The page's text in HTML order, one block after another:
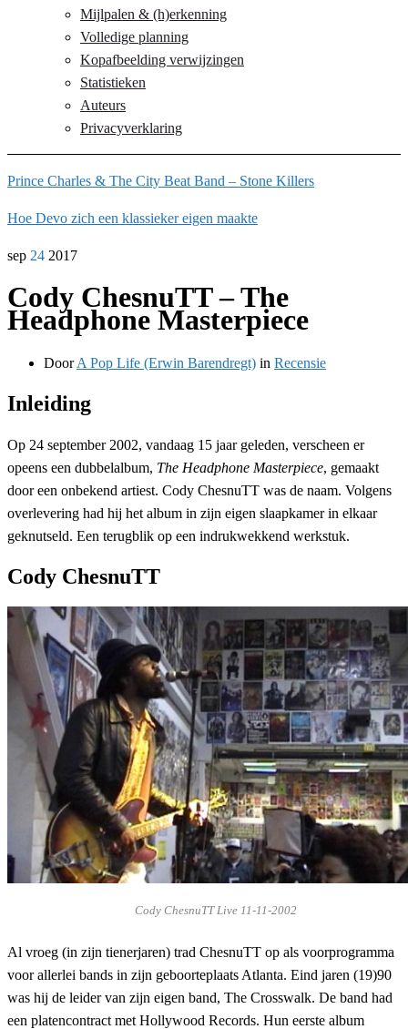
Mijlpalen & (h)erkenning
Volledige planning
Kopafbeelding verwijzingen
Statistieken
Auteurs
Privacyverklaring
Prince Charles & The City Beat Band – Stone Killers
Hoe Devo zich een klassieker eigen maakte
sep 24 2017
Cody ChesnuTT – The
Headphone Masterpiece
DoorA Pop Life (Erwin Barendregt) in Recensie
Inleiding
Op 24 september 2002, vandaag 15 jaar geleden, verscheen er
opeens een dubbelalbum, The Headphone Masterpiece, gemaakt
door een onbekend artiest. Cody ChesnuTT was de naam. Volgens
overlevering had hij het album in zijn eigen slaapkamer in elkaar
geknutseld. Een terugblik op een indrukwekkend werkstuk.
Cody ChesnuTT
Cody ChesnuTT Live 11-11-2002
Al vroeg (in zijn tienerjaren) trad ChesnuTT op als voorprogramma
voor allerlei bands in zijn geboorteplaats Atlanta. Eind jaren (19)90
was hij de leider van zijn eigen band, The Crosswalk. De band had
een platencontract met Hollywood Records. Hun eerste album